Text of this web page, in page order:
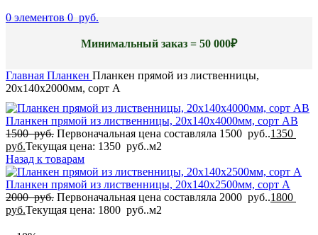
0 элементов 0 руб.
Минимальный заказ = 50 000₽
Главная Планкен Планкен прямой из лиственницы,
20x140x2000мм, сорт A
Планкен прямой из лиственницы, 20x140x4000мм, сорт AB
1500руб. Первоначальная цена составляла 1500 руб..1350
руб.Текущая цена: 1350 руб..м2
Назад к товарам
Планкен прямой из лиственницы, 20x140x2500мм, сорт A
2000руб. Первоначальная цена составляла 2000 руб..1800
руб.Текущая цена: 1800 руб..м2